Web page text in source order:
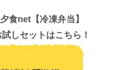
食net【冷凍弁当】
しセットはこちら！